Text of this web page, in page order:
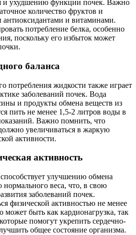
и ухудшению функции почек. Важно
количество фруктов и
антиоксидантами и витаминами.
потребление белка, особенно
поскольку его избыток может
баланса
потребления жидкости также играет
заболеваний почек. Вода
и продукты обмена веществ из
пить не менее 1,5-2 литров воды в
Важно помнить, что
увеличиваться в жаркую
активности.
активность
улучшению обмена
веса, что, в свою
заболеваний почек.
физической активностью не менее
быть как кардионагрузка, так
помогут укрепить сердечно-
общее состояние организма.